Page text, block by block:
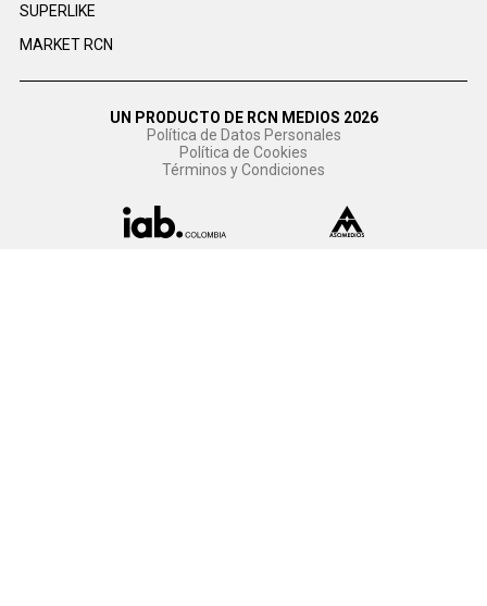
SUPERLIKE
MARKET RCN
UN PRODUCTO DE RCN MEDIOS 2026
Política de Datos Personales
Política de Cookies
Términos y Condiciones